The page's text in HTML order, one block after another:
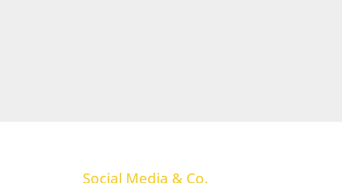
Social Media & Co.